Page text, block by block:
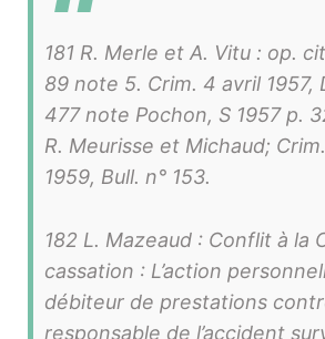
181 R. Merle et A. Vitu : op.
89 note 5. Crim. 4 avril 1957,
477 note Pochon, S 1957 p.
R. Meurisse et Michaud;
1959, Bull. n° 153.
182 L. Mazeaud : Conflit à la
cassation : L’action
débiteur de prestations
responsable de l’accident